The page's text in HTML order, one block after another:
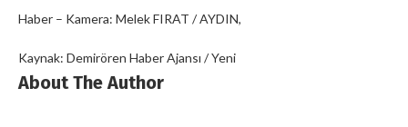
Haber – Kamera: Melek FIRAT / AYDIN,
Kaynak: Demirören Haber Ajansı / Yeni
About The Author